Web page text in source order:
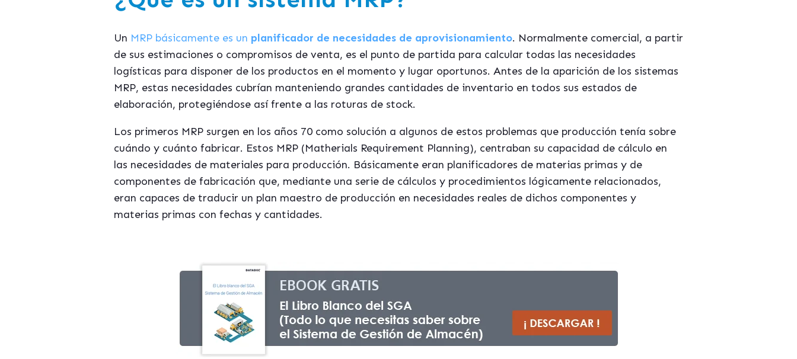
Un MRP básicamente es un planificador de necesidades de aprovisionamiento. Normalmente comercial, a partir
de sus estimaciones o compromisos de venta, es el punto de partida para calcular todas las necesidades
logísticas para disponer de los productos en el momento y lugar oportunos. Antes de la aparición de los sistemas
MRP, estas necesidades cubrían manteniendo grandes cantidades de inventario en todos sus estados de
elaboración, protegiéndose así frente a las roturas de stock.
Los primeros MRP surgen en los años 70 como solución a algunos de estos problemas que producción tenía sobre
cuándo y cuánto fabricar. Estos MRP (Matherials Requirement Planning), centraban su capacidad de cálculo en
las necesidades de materiales para producción. Básicamente eran planificadores de materias primas y de
componentes de fabricación que, mediante una serie de cálculos y procedimientos lógicamente relacionados,
eran capaces de traducir un plan maestro de producción en necesidades reales de dichos componentes y
materias primas con fechas y cantidades.